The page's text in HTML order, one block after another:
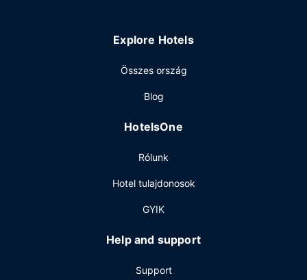
A szálláshelyen 24 órában nyitva tartó recepció és lift is
ingyenes egyéni parkolás biztosított a helyszínen.
Explore Hotels
Összes ország
Blog
HotelsOne
Rólunk
Hotel tulajdonosok
GYIK
Help and support
Support